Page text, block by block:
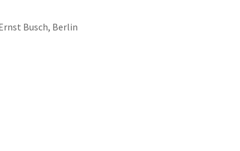
Busch, Berlin